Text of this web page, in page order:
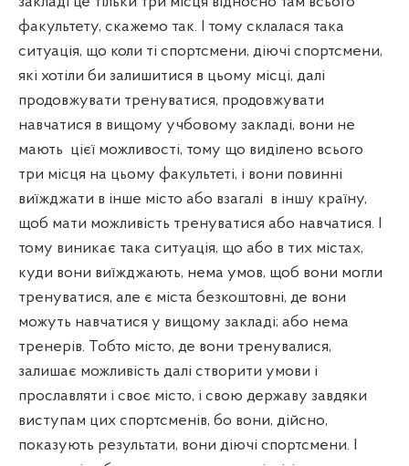
факультету, скажемо так. І тому склалася така
ситуація, що коли ті спортсмени, діючі спортсмени,
які хотіли би залишитися в цьому місці, далі
продовжувати тренуватися, продовжувати
навчатися в вищому учбовому закладі, вони не
мають цієї можливості, тому що виділено всього
три місця на цьому факультеті, і вони повинні
виїжджати в інше місто або взагалі в іншу країну,
щоб мати можливість тренуватися або навчатися. І
тому виникає така ситуація, що або в тих містах,
куди вони виїжджають, нема умов, щоб вони могли
тренуватися, але є міста безкоштовні, де вони
можуть навчатися у вищому закладі; або нема
тренерів. Тобто місто, де вони тренувалися,
залишає можливість далі створити умови і
прославляти і своє місто, і свою державу завдяки
виступам цих спортсменів, бо вони, дійсно,
показують результати, вони діючі спортсмени. І